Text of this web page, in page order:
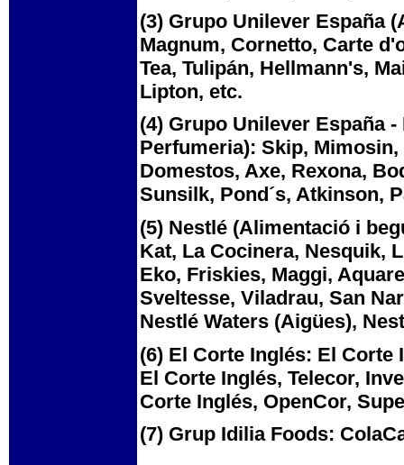
(3) Grupo Unilever España
Magnum, Cornetto, Carte
Tea, Tulipán, Hellmann's,
Lipton, etc.
(4) Grupo Unilever España
Perfumeria): Skip,
Domestos, Axe, Rexona,
Sunsilk, Pond´s, Atkinson,
(5) Nestlé (Alimentació i
Kat, La Cocinera, Nesquik,
Eko, Friskies, Maggi,
Sveltesse, Viladrau, San
Nestlé Waters (Aigües),
(6) El Corte Inglés: El
El Corte Inglés, Telecor,
Corte Inglés, OpenCor,
(7) Grup Idilia Foods: